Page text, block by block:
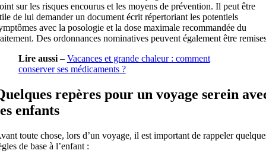
sur les risques encourus et les moyens de prévention. Il peut être
de lui demander un document écrit répertoriant les potentiels
avec la posologie et la dose maximale recommandée du
Des ordonnances nominatives peuvent également être
Lire aussi– Vacances et grande chaleur : comment
conserver ses médicaments ?
repères pour un voyage serein
enfants
toute chose, lors d’un voyage, il est important de rappeler
de base à l’enfant :